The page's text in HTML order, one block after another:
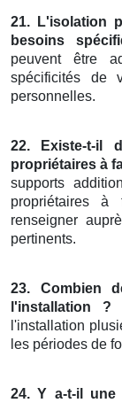
21. L'isolation
besoins
peuvent être
spécificités de
personnelles.
22. Existe-t-il
propriétaires à
supports
propriétaires
renseigner
pertinents.
23. Combien
l'installation ?
l'installation
les périodes de
24. Y a-t-il